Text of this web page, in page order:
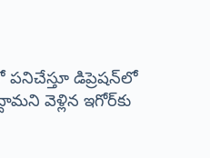
పనిచేస్తూ డిప్రెషన్‌లో
వెళ్లిన ఇగోర్‌కు